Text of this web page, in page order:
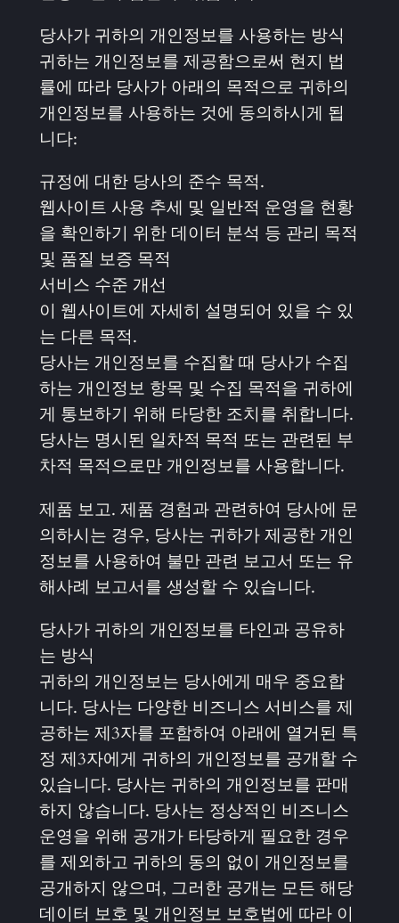
당사가 귀하의 개인정보를 사용하는 방식
귀하는 개인정보를 제공함으로써 현지 법
률에 따라 당사가 아래의 목적으로 귀하의
개인정보를 사용하는 것에 동의하시게 됩
니다:
규정에 대한 당사의 준수 목적.
웹사이트 사용 추세 및 일반적 운영을 현황
을 확인하기 위한 데이터 분석 등 관리 목적
및 품질 보증 목적
서비스 수준 개선
이 웹사이트에 자세히 설명되어 있을 수 있
는 다른 목적.
당사는 개인정보를 수집할 때 당사가 수집
하는 개인정보 항목 및 수집 목적을 귀하에
게 통보하기 위해 타당한 조치를 취합니다.
당사는 명시된 일차적 목적 또는 관련된 부
차적 목적으로만 개인정보를 사용합니다.
제품 보고. 제품 경험과 관련하여 당사에 문
의하시는 경우, 당사는 귀하가 제공한 개인
정보를 사용하여 불만 관련 보고서 또는 유
해사례 보고서를 생성할 수 있습니다.
당사가 귀하의 개인정보를 타인과 공유하
는 방식
귀하의 개인정보는 당사에게 매우 중요합
니다. 당사는 다양한 비즈니스 서비스를 제
공하는 제3자를 포함하여 아래에 열거된 특
정 제3자에게 귀하의 개인정보를 공개할 수
있습니다. 당사는 귀하의 개인정보를 판매
하지 않습니다. 당사는 정상적인 비즈니스
운영을 위해 공개가 타당하게 필요한 경우
를 제외하고 귀하의 동의 없이 개인정보를
공개하지 않으며, 그러한 공개는 모든 해당
데이터 보호 및 개인정보 보호법에 따라 이